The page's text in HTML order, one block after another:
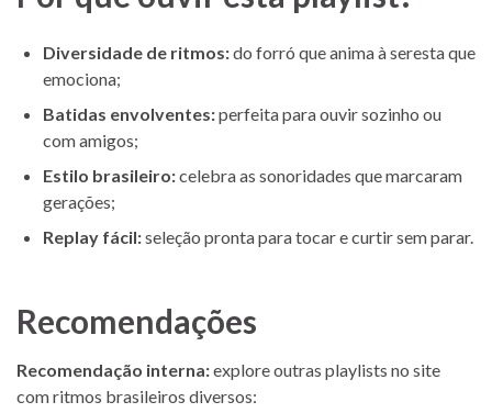
Diversidade de ritmos:do forró que anima à seresta que
emociona;
Batidas envolventes:perfeita para ouvir sozinho ou
com amigos;
Estilo brasileiro:celebra as sonoridades que marcaram
gerações;
Replay fácil:seleção pronta para tocar e curtir sem parar.
Recomendações
Recomendação interna:explore outras playlists no site
com ritmos brasileiros diversos: